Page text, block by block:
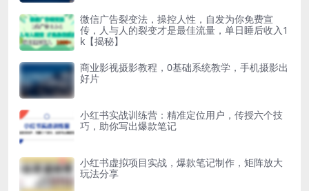
微信广告裂变法，操控人性，自发为你免费宣
传，人与人的裂变才是最佳流量，单日睡后收入1
k【揭秘】
商业影视摄影教程，0基础系统教学，手机摄影出
好片
小红书实战训练营：精准定位用户，传授六个技
巧，助你写出爆款笔记
小红书虚拟项目实战，爆款笔记制作，矩阵放大
玩法分享